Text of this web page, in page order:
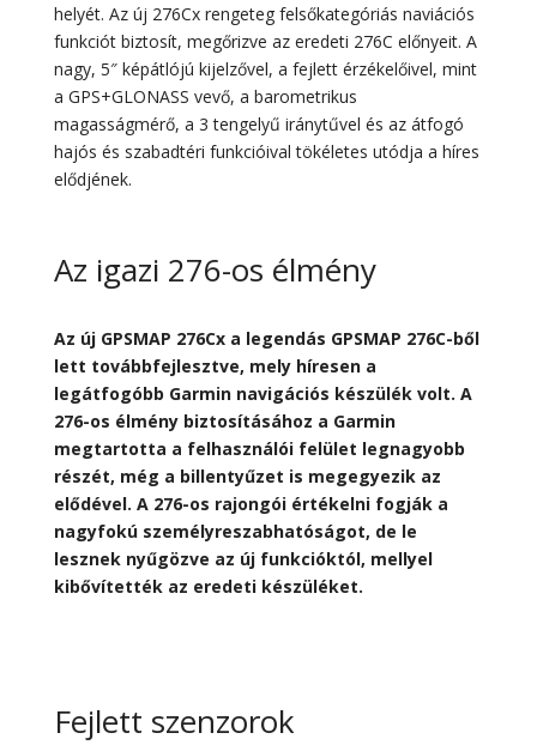
helyét. Az új 276Cx rengeteg felsőkategóriás naviációs
funkciót biztosít, megőrizve az eredeti 276C előnyeit. A
nagy, 5″ képátlójú kijelzővel, a fejlett érzékelőivel, mint
a GPS+GLONASS vevő, a barometrikus
magasságmérő, a 3 tengelyű iránytűvel és az átfogó
hajós és szabadtéri funkcióival tökéletes utódja a híres
elődjének.
Az igazi 276-os élmény
Az új GPSMAP 276Cx a legendás GPSMAP 276C-ből
lett továbbfejlesztve, mely híresen a
legátfogóbb Garmin navigációs készülék volt. A
276-os élmény biztosításához a Garmin
megtartotta a felhasználói felület legnagyobb
részét, még a billentyűzet is megegyezik az
elődével. A 276-os rajongói értékelni fogják a
nagyfokú személyreszabhatóságot, de le
lesznek nyűgözve az új funkcióktól, mellyel
kibővítették az eredeti készüléket.
Fejlett szenzorok